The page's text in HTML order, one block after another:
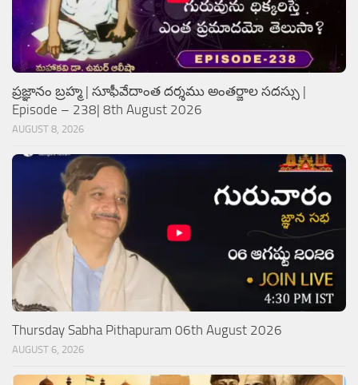
ప్రజ్ఞానం బ్రహ్మ | సూఫీవేదాంత దర్శము అంతర్జాల సదస్సు |
Episode – 238| 8th August 2026
AUGUST 8, 2026
Thursday Sabha Pithapuram 06th August 2026
AUGUST 6, 2026